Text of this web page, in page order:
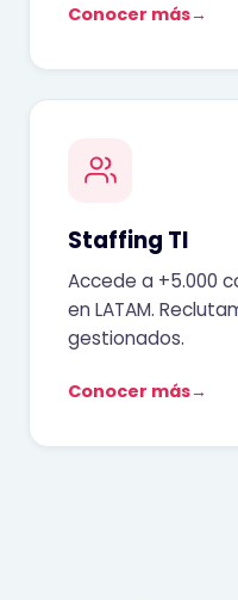
Conocer más→
Staffing TI
Accede a +5.000
en LATAM.
gestionados.
Conocer más→